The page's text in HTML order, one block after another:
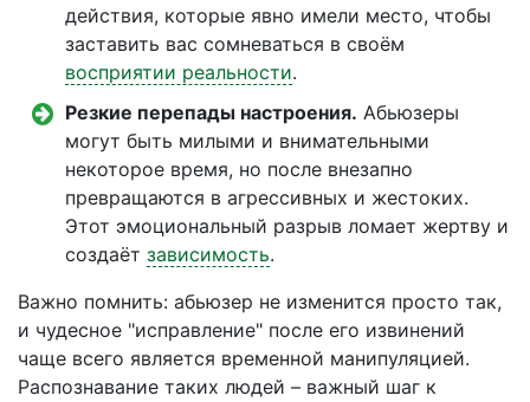
действия, которые явно имели место, чтобы
заставить вас сомневаться в своём
восприятии реальности.
Резкие перепады настроения. Абьюзеры
могут быть милыми и внимательными
некоторое время, но после внезапно
превращаются в агрессивных и жестоких.
Этот эмоциональный разрыв ломает жертву и
создаёт зависимость.
Важно помнить: абьюзер не изменится просто так,
и чудесное "исправление" после его извинений
чаще всего является временной манипуляцией.
Распознавание таких людей – важный шаг к